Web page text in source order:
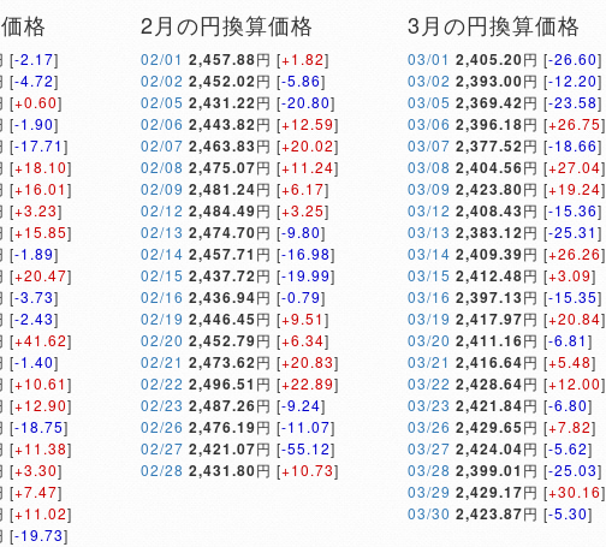
格
[-2.17]
[-4.72]
[+0.60]
[-1.90]
[-17.71]
[+18.10]
[+16.01]
[+3.23]
[+15.85]
[-1.89]
[+20.47]
[-3.73]
[-2.43]
[+41.62]
[-1.40]
[+10.61]
[+12.90]
[-18.75]
[+11.38]
[+3.30]
[+7.47]
[+11.02]
[-19.73]
2月の円換算価格
02/01 2,457.88円 [+1.82]
02/02 2,452.02円 [-5.86]
02/05 2,431.22円 [-20.80]
02/06 2,443.82円 [+12.59]
02/07 2,463.83円 [+20.02]
02/08 2,475.07円 [+11.24]
02/09 2,481.24円 [+6.17]
02/12 2,484.49円 [+3.25]
02/13 2,474.70円 [-9.80]
02/14 2,457.71 円 [-16.98]
02/15 2,437.72円 [-19.99]
02/16 2,436.94円 [-0.79]
02/19 2,446.45円 [+9.51]
02/20 2,452.79円 [+6.34]
02/21 2,473.62円 [+20.83]
02/22 2,496.51 円 [+22.89]
02/23 2,487.26円 [-9.24]
02/26 2,476.19円 [-11.07]
02/27 2,421.07円 [-55.12]
02/28 2,431.80円 [+10.73]
3月の円換算価格
03/01 2,405.20円 [-26.60]
03/02 2,393.00円 [-12.20]
03/05 2,369.42円 [-23.58]
03/06 2,396.18円 [+26.75]
03/07 2,377.52円 [-18.66]
03/08 2,404.56円 [+27.04]
03/09 2,423.80円 [+19.24]
03/12 2,408.43円 [-15.36]
03/13 2,383.12円 [-25.31]
03/14 2,409.39円 [+26.26]
03/15 2,412.48円 [+3.09]
03/16 2,397.13円 [-15.35]
03/19 2,417.97円 [+20.84]
03/20 2,411.16円 [-6.81]
03/21 2,416.64円 [+5.48]
03/22 2,428.64円 [+12.00]
03/23 2,421.84円 [-6.80]
03/26 2,429.65円 [+7.82]
03/27 2,424.04円 [-5.62]
03/28 2,399.01 円 [-25.03]
03/29 2,429.17円 [+30.16]
03/30 2,423.87円 [-5.30]